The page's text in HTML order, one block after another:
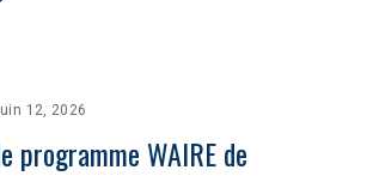
12, 2026
programme WAIRE de